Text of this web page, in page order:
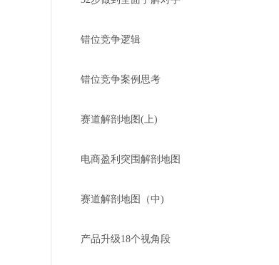
错位竞争逻辑
错位竞争案例思考
赛道解剖地图(上)
电商盈利突围解剖地图
赛道解剖地图（中)
产品升级18个视角段